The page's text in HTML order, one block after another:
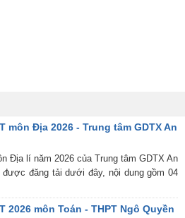
Địa 2026 - Trung tâm GDTX An
Địa lí năm 2026 của Trung tâm GDTX An
được đăng tải dưới đây, nội dung gồm 04
môn Toán - THPT Ngô Quyền